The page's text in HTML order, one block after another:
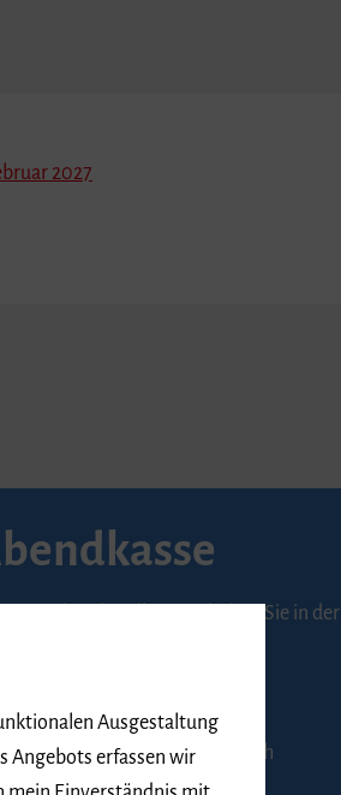
2027
an der Abendkasse erhalten Sie in der
Abendkasse ist ausschließlich
möglich.
Ausgestaltung
Angebots erfassen wir